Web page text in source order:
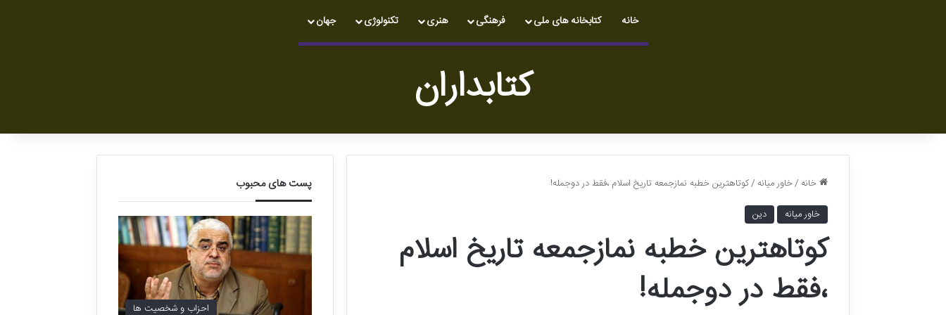
خانه کتابخانه های ملی فرهنگی هنری تکنولوژی جهان
کتابداران
خانه /خاور میانه /کوتاهترین خطبه نمازجمعه تاریخ اسلام ،فقط در دوجمله!
خاور میانه
دین
کوتاهترین خطبه نمازجمعه تاریخ اسلام
،فقط در دوجمله!
پست های محبوب
احزاب و شخصیت ها